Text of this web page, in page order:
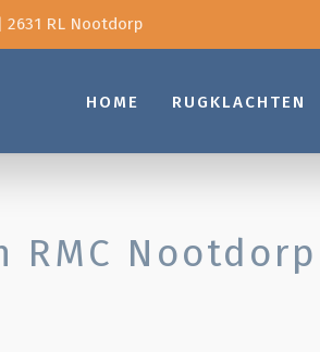
2631 RL Nootdorp
HOME RUGKLACHTEN
RMC Nootdorp